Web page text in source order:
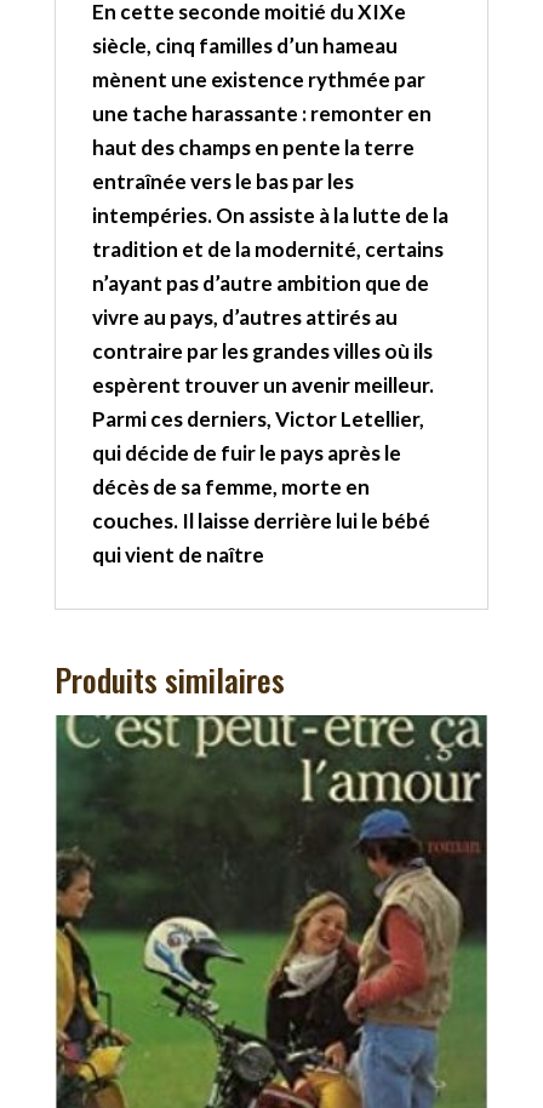
En cette seconde moitié du XIXe
siècle, cinq familles d’un hameau
mènent une existence rythmée par
une tache harassante : remonter en
haut des champs en pente la terre
entraînée vers le bas par les
intempéries. On assiste à la lutte de la
tradition et de la modernité, certains
n’ayant pas d’autre ambition que de
vivre au pays, d’autres attirés au
contraire par les grandes villes où ils
espèrent trouver un avenir meilleur.
Parmi ces derniers, Victor Letellier,
qui décide de fuir le pays après le
décès de sa femme, morte en
couches. Il laisse derrière lui le bébé
qui vient de naître
Produits similaires